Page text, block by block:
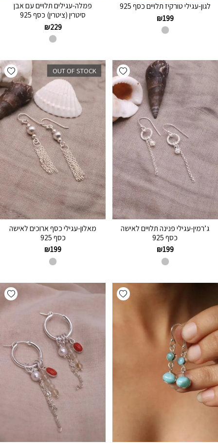
לגון-עגילי טורקיז תלויים כסף 925
₪199
פמלה-עגילים תלויים עם אבן
סיטרין (ציטרין) כסף 925
₪229
Add wishlist
ג’רמין-עגילי פנינה תלויים לאישה
כסף 925
₪199
OUT OF STOCK
מאלון-עגילי כסף ארוכים לאישה
כסף 925
₪199
Add wishlist